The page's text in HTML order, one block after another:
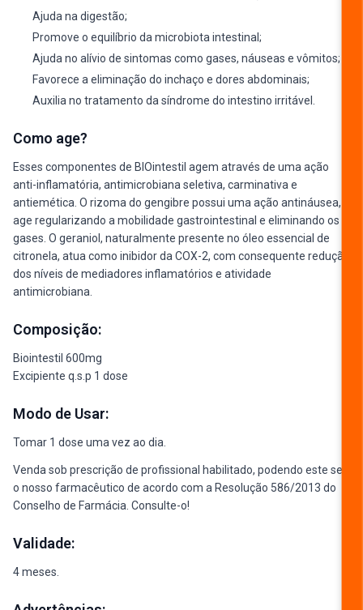
Ajuda na digestão;
Promove o equilíbrio da microbiota intestinal;
Ajuda no alívio de sintomas como gases, náuseas e vômitos;
Favorece a eliminação do inchaço e dores abdominais;
Auxilia no tratamento da síndrome do intestino irritável.
Como age?
Esses componentes de BIOintestil agem através de uma ação
anti-inflamatória, antimicrobiana seletiva, carminativa e
antiemética. O rizoma do gengibre possui uma ação antináusea,
age regularizando a mobilidade gastrointestinal e eliminando os
gases. O geraniol, naturalmente presente no óleo essencial de
citronela, atua como inibidor da COX-2, com consequente redução
dos níveis de mediadores inflamatórios e atividade
antimicrobiana.
Composição:
Biointestil 600mg
Excipiente q.s.p 1 dose
Modo de Usar:
Tomar 1 dose uma vez ao dia.
Venda sob prescrição de profissional habilitado, podendo este ser
o nosso farmacêutico de acordo com a Resolução 586/2013 do
Conselho de Farmácia. Consulte-o!
Validade:
4 meses.